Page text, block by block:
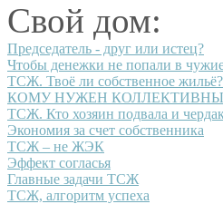
Свой дом:
Председатель - друг или истец?
Чтобы денежки не попали в
ТСЖ. Твоё ли собственное жильё?
КОМУ НУЖЕН
ТСЖ. Кто хозяин подвала и
Экономия за счет собственника
ТСЖ – не ЖЭК
Эффект согласья
Главные задачи ТСЖ
ТСЖ, алгоритм успеха